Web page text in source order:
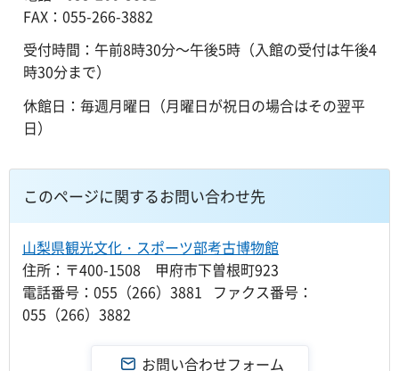
FAX：055-266-3882
受付時間：午前8時30分～午後5時（入館の受付は午後4
時30分まで）
休館日：毎週月曜日（月曜日が祝日の場合はその翌平
日）
このページに関するお問い合わせ先
山梨県観光文化・スポーツ部考古博物館
住所：〒400-1508 甲府市下曽根町923
電話番号：055（266）3881 ファクス番号：
055（266）3882